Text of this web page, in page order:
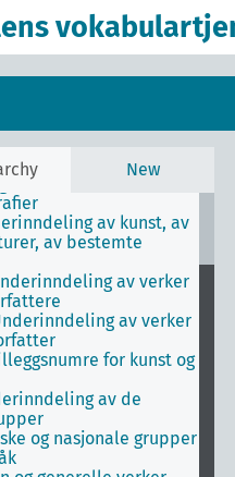
New
forminndeling
områder,
av kunst, av
av bestemte
av verker
av verker
for kunst og
av de
og nasjonale grupper